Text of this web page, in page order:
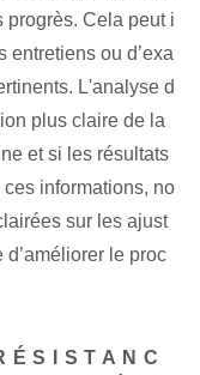
progrès. Cela peut i
entretiens ou d’exa
L'analyse d
plus claire de la
et si les résultats
informations, no
sur les ajust
le proc